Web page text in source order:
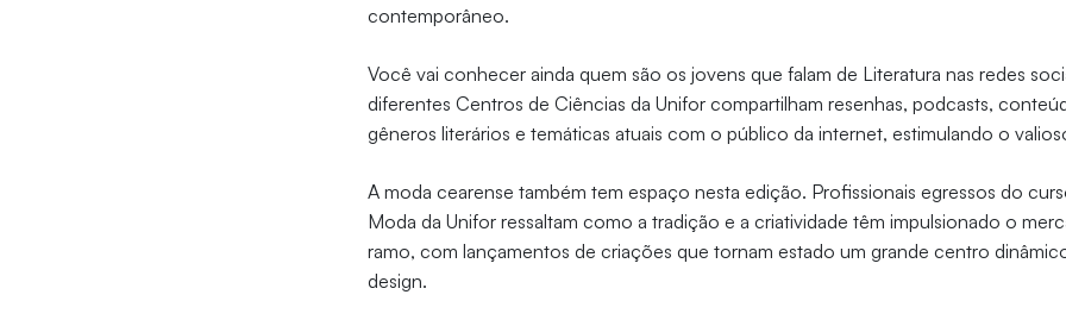
contemporâneo.
Você vai conhecer ainda quem são os jovens que falam de Literatura nas redes
diferentes Centros de Ciências da Unifor compartilham resenhas, podcasts,
gêneros literários e temáticas atuais com o público da internet, estimulando o
A moda cearense também tem espaço nesta edição. Profissionais egressos do
Moda da Unifor ressaltam como a tradição e a criatividade têm impulsionado o
ramo, com lançamentos de criações que tornam estado um grande centro
design.